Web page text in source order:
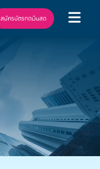
สมัครบัตรกดเงินสด